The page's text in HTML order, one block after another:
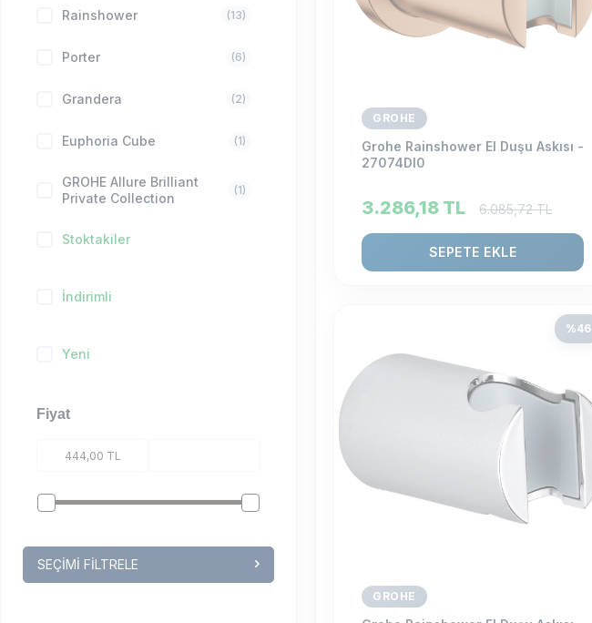
Rainshower (13)
Porter (6)
Grandera (2)
Euphoria Cube (1)
GROHE Allure Brilliant
Private Collection
(1)
Stoktakiler
İndirimli
Yeni
Fiyat
SEÇIMI FILTRELE
GROHE
Grohe Rainshower El Duşu Askısı -
27074Dl0
3.286,18 TL 6.085,72TL
SEPETE EKLE
%46
GROHE